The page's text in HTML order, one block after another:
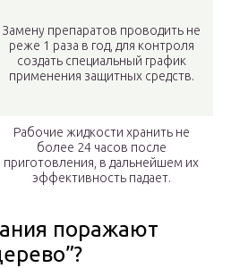
Замену препаратов проводить не
реже 1 раза в год, для контроля
создать специальный график
применения защитных средств.
Рабочие жидкости хранить не
более 24 часов после
приготовления, в дальнейшем их
эффективность падает.
поражают